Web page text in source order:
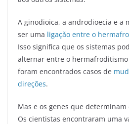
A ginodioica, a androdioecia e a
ser uma ligação entre o
Isso significa que os sistemas
alternar entre o hermafroditismo
foram encontrados casos de
direções.
Mas e os genes que determinam
Os cientistas encontraram uma